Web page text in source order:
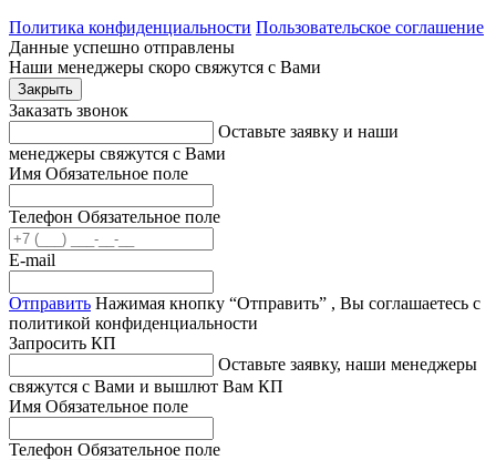
Политика конфиденциальности Пользовательское соглашение
Данные успешно отправлены
Наши менеджеры скоро свяжутся с Вами
Закрыть
Заказать звонок
Оставьте заявку и наши
менеджеры свяжутся с Вами
Имя Обязательное поле
Телефон Обязательное поле
E-mail
Отправить Нажимая кнопку “Отправить” , Вы соглашаетесь с
политикой конфиденциальности
Запросить КП
Оставьте заявку, наши менеджеры
свяжутся с Вами и вышлют Вам КП
Имя Обязательное поле
Телефон Обязательное поле